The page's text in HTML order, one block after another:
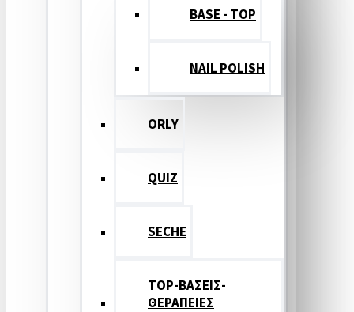
BASE - TOP
NAIL POLISH
ORLY
QUIZ
SECHE
TOP-ΒΑΣΕΙΣ-
ΘΕΡΑΠΕΙΕΣ